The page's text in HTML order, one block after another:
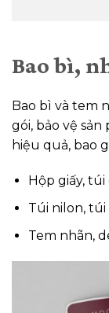
Bao bì,
Bao bì và tem
gói, bảo vệ
hiệu quả, bao
Hộp giấy, túi
Túi nilon, túi
Tem nhãn,